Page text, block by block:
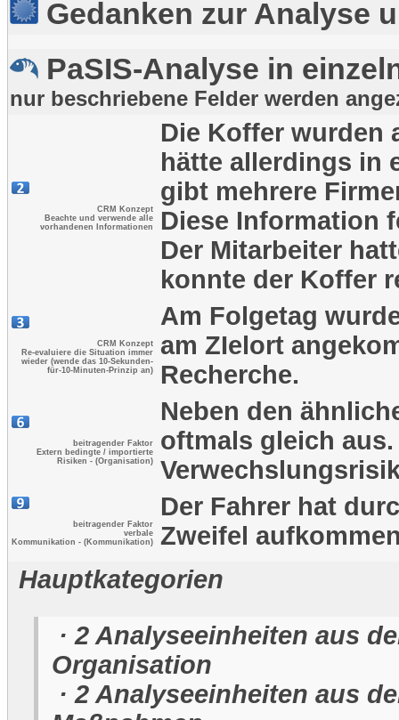
Gedanken zur Analyse
PaSIS-Analyse in
nur beschriebene Felder werden
CRM Konzept
Beachte und verwende alle
vorhandenen Informationen
Die Koffer wurden
hätte allerdings in
gibt mehrere
Diese Information
Der Mitarbeiter
konnte der Koffer
CRM Konzept
Re-evaluiere die Situation immer
wieder (wende das 10-Sekunden-
für-10-Minuten-Prinzip an)
Am Folgetag
am ZIelort
Recherche.
beitragender Faktor
Extern bedingte / importierte
Risiken - (Organisation)
Neben den
oftmals gleich
beitragender Faktor
verbale
Kommunikation - (Kommunikation)
Der Fahrer hat
Zweifel
Hauptkategorien
· 2 Analyseeinheiten aus
Organisation
· 2 Analyseeinheiten aus